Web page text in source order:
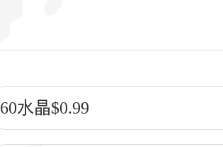
60水晶$0.99